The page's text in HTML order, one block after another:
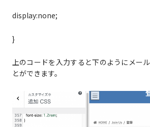
display:none;
}
上のコードを入力すると下のようにメー
とができます。